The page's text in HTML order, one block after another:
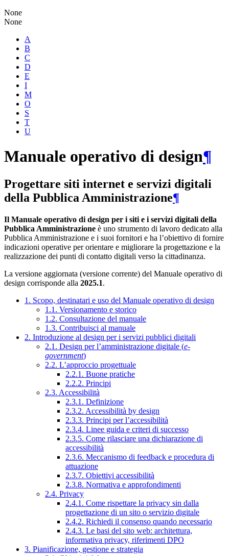
None
None
A
B
C
D
E
I
M
O
S
T
U
Manuale operativo di design¶
Progettare siti internet e servizi digitali
della Pubblica Amministrazione¶
Il Manuale operativo di design per i siti e i servizi digitali della
Pubblica Amministrazione è uno strumento di lavoro dedicato alla
Pubblica Amministrazione e i suoi fornitori e ha l’obiettivo di fornire
indicazioni operative per orientare e migliorare la progettazione e la
realizzazione dei punti di contatto digitali verso la cittadinanza.
La versione aggiornata (versione corrente) del Manuale operativo di
design corrisponde alla 2025.1.
1. Scopo, destinatari e uso del Manuale operativo di design
1.1. Versionamento e storico
1.2. Consultazione del manuale
1.3. Contribuisci al manuale
2. Introduzione al design per i servizi pubblici digitali
2.1. Design per l’amministrazione digitale (e-
government)
2.2. L’approccio progettuale
2.2.1. Buone pratiche
2.2.2. Principi
2.3. Accessibilità
2.3.1. Definizione
2.3.2. Accessibilità by design
2.3.3. Principi per l’accessibilità
2.3.4. Linee guida e criteri di successo
2.3.5. Come rilasciare una dichiarazione di
accessibilità
2.3.6. Meccanismo di feedback e procedura di
attuazione
2.3.7. Obiettivi accessibilità
2.3.8. Normativa e approfondimenti
2.4. Privacy
2.4.1. Come rispettare la privacy sin dalla
progettazione di un sito o servizio digitale
2.4.2. Richiedi il consenso quando necessario
2.4.3. Le basi del sito web: architettura,
informativa privacy, riferimenti DPO
3. Pianificazione, gestione e strategia